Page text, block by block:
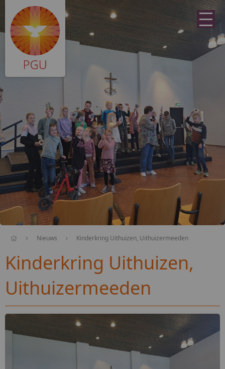
Nieuws Kinderkring Uithuizen, Uithuizermeeden
Kinderkring Uithuizen,
Uithuizermeeden